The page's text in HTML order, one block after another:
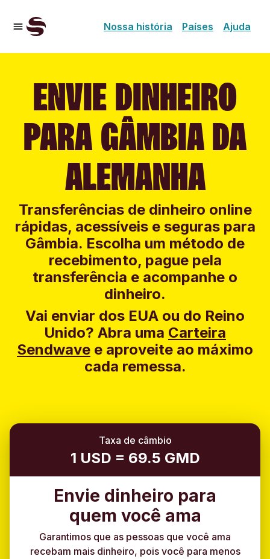
Nossa história Países Ajuda
ENVIE DINHEIRO
PARA GÂMBIA DA
ALEMANHA
Transferências de dinheiro online
rápidas, acessíveis e seguras para
Gâmbia. Escolha um método de
recebimento, pague pela
transferência e acompanhe o
dinheiro.
Vai enviar dos EUA ou do Reino
Unido? Abra uma Carteira
Sendwave e aproveite ao máximo
cada remessa.
Taxa de câmbio
1 USD = 69.5 GMD
Envie dinheiro para
quem você ama
Garantimos que as pessoas que você ama
recebam mais dinheiro, pois você para menos